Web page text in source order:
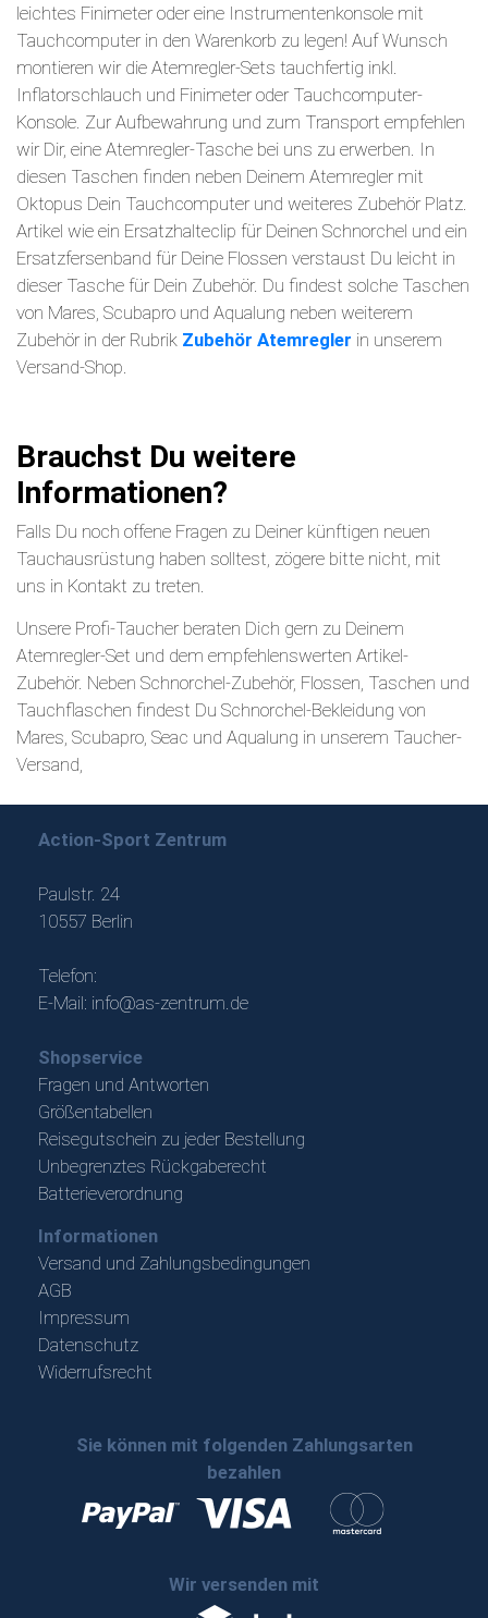
leichtes Finimeter oder eine Instrumentenkonsole mit
Tauchcomputer in den Warenkorb zu legen! Auf Wunsch
montieren wir die Atemregler-Sets tauchfertig inkl.
Inflatorschlauch und Finimeter oder Tauchcomputer-
Konsole. Zur Aufbewahrung und zum Transport empfehlen
wir Dir, eine Atemregler-Tasche bei uns zu erwerben. In
diesen Taschen finden neben Deinem Atemregler mit
Oktopus Dein Tauchcomputer und weiteres Zubehör Platz.
Artikel wie ein Ersatzhalteclip für Deinen Schnorchel und ein
Ersatzfersenband für Deine Flossen verstaust Du leicht in
dieser Tasche für Dein Zubehör. Du findest solche Taschen
von Mares, Scubapro und Aqualung neben weiterem
Zubehör in der Rubrik Zubehör Atemregler in unserem
Versand-Shop.
Brauchst Du weitere
Informationen?
Falls Du noch offene Fragen zu Deiner künftigen neuen
Tauchausrüstung haben solltest, zögere bitte nicht, mit
uns in Kontakt zu treten.
Unsere Profi-Taucher beraten Dich gern zu Deinem
Atemregler-Set und dem empfehlenswerten Artikel-
Zubehör. Neben Schnorchel-Zubehör, Flossen, Taschen und
Tauchflaschen findest Du Schnorchel-Bekleidung von
Mares, Scubapro, Seac und Aqualung in unserem Taucher-
Versand,
Action-Sport Zentrum
Paulstr. 24
10557 Berlin
Telefon:
E-Mail: info@as-zentrum.de
Shopservice
Fragen und Antworten
Größentabellen
Reisegutschein zu jeder Bestellung
Unbegrenztes Rückgaberecht
Batterieverordnung
Informationen
Versand und Zahlungsbedingungen
AGB
Impressum
Datenschutz
Widerrufsrecht
Sie können mit folgenden Zahlungsarten
bezahlen
Wir versenden mit